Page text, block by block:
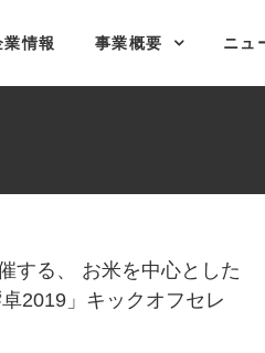
業情報 事業概要 ニュ
する、 お米を中心とした
2019」キックオフセレ